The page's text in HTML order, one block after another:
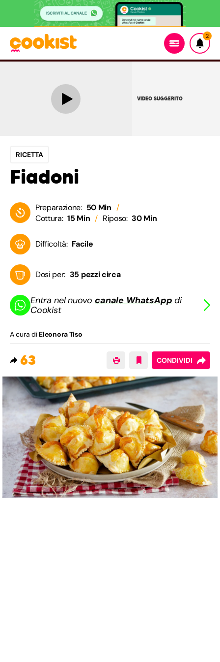
2
VIDEO SUGGERITO
RICETTA
Fiadoni
Preparazione: 50 Min
Cottura: 15 Min Riposo: 30 Min
Difficoltà: Facile
Dosi per: 35 pezzi circa
Entra nel nuovocanale WhatsApp di
Cookist
A cura di Eleonora Tiso
63 CONDIVIDI